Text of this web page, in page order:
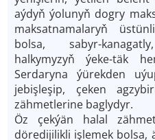
aýdyň ýolunyň dogry
maksatnamalaryň
bolsa, sabyr-
halkymyzyň ýeke-täk
Serdaryna ýürekden
jebişleşip, çeken
zähmetlerine baglydyr.
Öz çekýän halal
döredijilikli işlemek bolsa,